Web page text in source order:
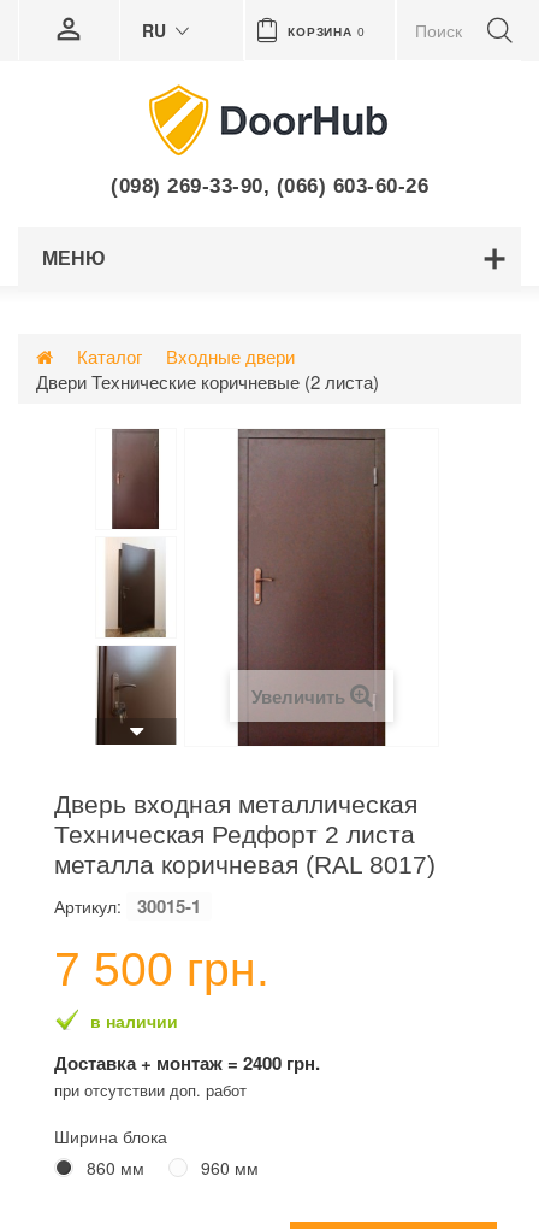
КОРЗИНА 0
RU
(098) 269-33-90, (066) 603-60-26
МЕНЮ
Каталог
Входные двери
Двери Технические коричневые (2 листа)
Увеличить
Дверь входная металлическая
Техническая Редфорт 2 листа
металла коричневая (RAL 8017)
Артикул: 30015-1
7 500 грн.
в наличии
Доставка + монтаж = 2400 грн.
при отсутствии доп. работ
Ширина блока
860 мм
960 мм